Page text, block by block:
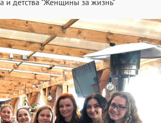
и детства "Женщины за жизнь"